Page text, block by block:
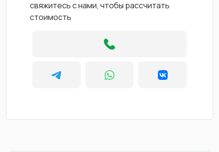
свяжитесь с нами, чтобы рассчитать
стоимость